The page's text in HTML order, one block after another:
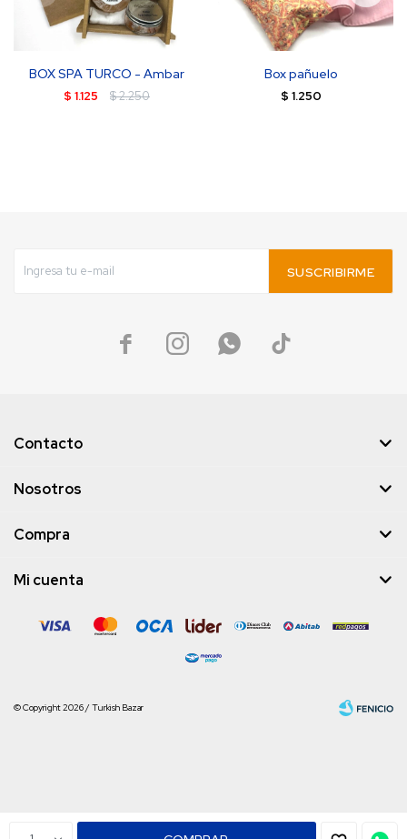
BOX SPA TURCO - Ambar
$ 1.125 $2.250
Box pañuelo
$ 1.250
SUSCRIBIRME
   
Contacto
Nosotros
Compra
Mi cuenta
© Copyright 2026 / Turkish Bazar